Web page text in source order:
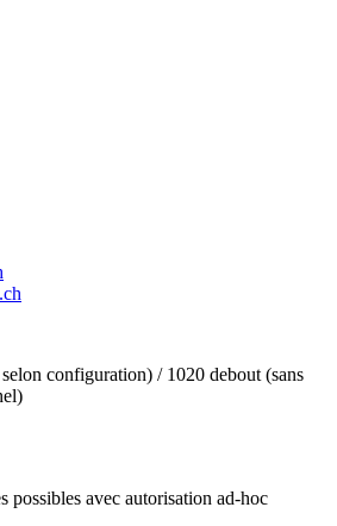
configuration) / 1020 debout (sans
possibles avec autorisation ad-hoc